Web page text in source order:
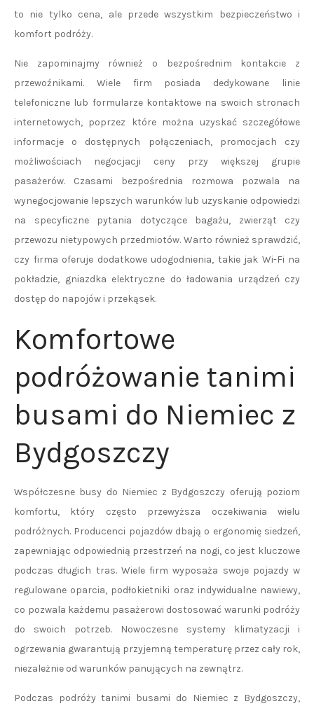
to nie tylko cena, ale przede wszystkim bezpieczeństwo i
komfort podróży.
Nie zapominajmy również o bezpośrednim kontakcie z
przewoźnikami. Wiele firm posiada dedykowane linie
telefoniczne lub formularze kontaktowe na swoich stronach
internetowych, poprzez które można uzyskać szczegółowe
informacje o dostępnych połączeniach, promocjach czy
możliwościach negocjacji ceny przy większej grupie
pasażerów. Czasami bezpośrednia rozmowa pozwala na
wynegocjowanie lepszych warunków lub uzyskanie odpowiedzi
na specyficzne pytania dotyczące bagażu, zwierząt czy
przewozu nietypowych przedmiotów. Warto również sprawdzić,
czy firma oferuje dodatkowe udogodnienia, takie jak Wi-Fi na
pokładzie, gniazdka elektryczne do ładowania urządzeń czy
dostęp do napojów i przekąsek.
Komfortowe
podróżowanie tanimi
busami do Niemiec z
Bydgoszczy
Współczesne busy do Niemiec z Bydgoszczy oferują poziom
komfortu, który często przewyższa oczekiwania wielu
podróżnych. Producenci pojazdów dbają o ergonomię siedzeń,
zapewniając odpowiednią przestrzeń na nogi, co jest kluczowe
podczas długich tras. Wiele firm wyposaża swoje pojazdy w
regulowane oparcia, podłokietniki oraz indywidualne nawiewy,
co pozwala każdemu pasażerowi dostosować warunki podróży
do swoich potrzeb. Nowoczesne systemy klimatyzacji i
ogrzewania gwarantują przyjemną temperaturę przez cały rok,
niezależnie od warunków panujących na zewnątrz.
Podczas podróży tanimi busami do Niemiec z Bydgoszczy,